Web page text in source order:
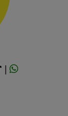
|